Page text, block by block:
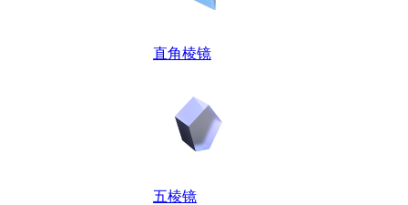
直角棱镜
五棱镜